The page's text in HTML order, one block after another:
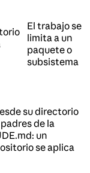
El trabajo se
limita a un
paquete o
subsistema
su directorio
de la
un
se aplica